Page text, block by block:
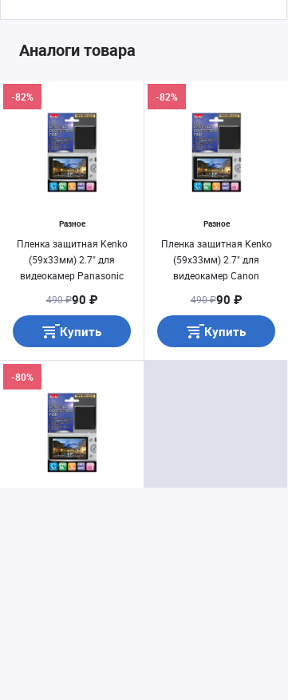
Аналоги товара
Разное
Пленка защитная Kenko
(59х33мм) 2.7" для
видеокамер Panasonic
-82%
490 ₽90 ₽
Купить
Разное
Пленка защитная Kenko
(59х33мм) 2.7" для
видеокамер Canon
-82%
490 ₽90 ₽
Купить
-80%